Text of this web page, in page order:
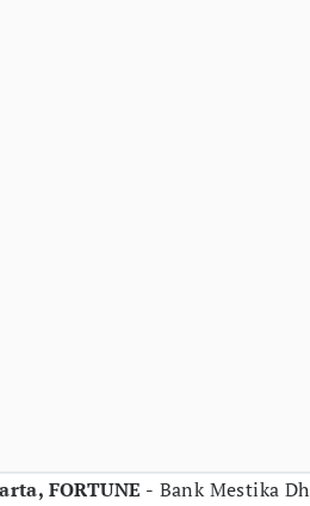
FORTUNE - Bank Mestika